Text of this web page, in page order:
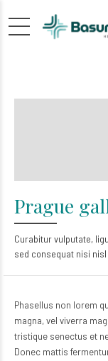
Prague
Curabitur vulputate,
sed consequat nisi
Phasellus non lorem
magna, vel viverra
tristique senectus et
Donec mattis